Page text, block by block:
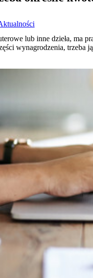
lub inne dzieła, ma
wynagrodzenia, trzeba